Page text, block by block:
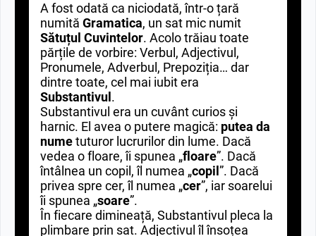
A fost odată ca niciodată, într-o țară
numită Gramatica, un sat mic numit
Sătuțul Cuvintelor. Acolo trăiau toate
părțile de vorbire: Verbul, Adjectivul,
Pronumele, Adverbul, Prepoziția… dar
dintre toate, cel mai iubit era
Substantivul .
Substantivul era un cuvânt curios și
harnic. El avea o putere magică: putea da
numetuturor lucrurilor din lume. Dacă
vedea o floare, îi spunea „floare”. Dacă
întâlnea un copil, îl numea „copil ”. Dacă
privea spre cer, îl numea „cer”, iar soarelui
îi spunea „soare”.
În fiecare dimineață, Substantivul pleca la
plimbare prin sat. Adjectivul îl însoțea